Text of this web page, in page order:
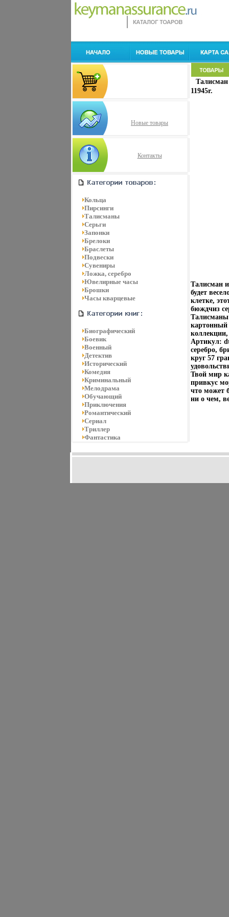
Новые товары
Контакты
Кольца
Пирсинги
Талисманы
Серьги
Запонки
Брелоки
Браслеты
Подвески
Сувениры
Ложка, серебро
Ювелирные часы
Брошки
Часы кварцевые
Биографический
Боевик
Военный
Детектив
Исторический
Комедия
Криминальный
Мелодрама
Обучающий
Приключения
Романтический
Сериал
Триллер
Фантастика
Талисман
11945r.
Талисман
будет
клетке,
бюждчиз
картонный
Артикул:
серебро,
круг 57
Твой мир
привкус
что может
ни о чем,